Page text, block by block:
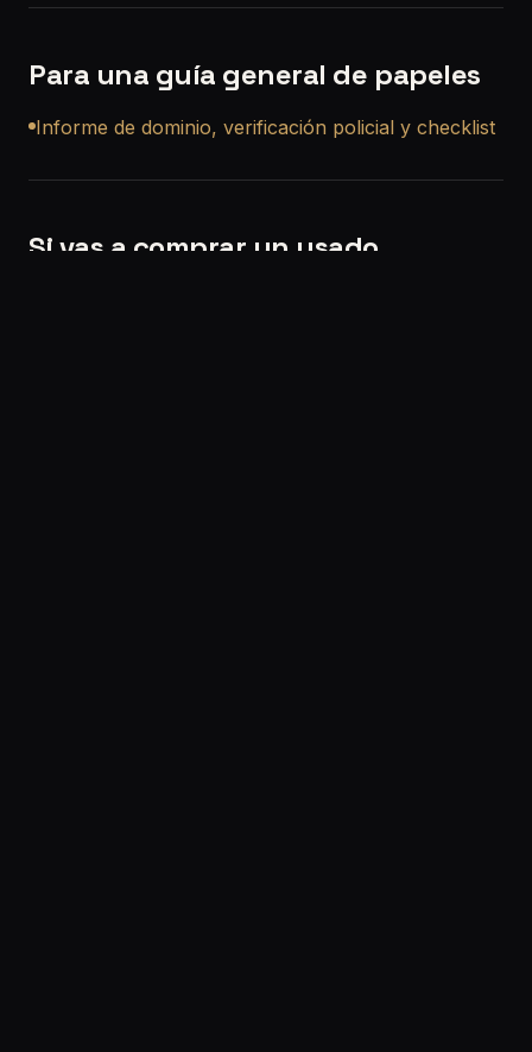
Para una guía general de papeles
Informe de dominio, verificación policial y checklist
Si vas a comprar un usado